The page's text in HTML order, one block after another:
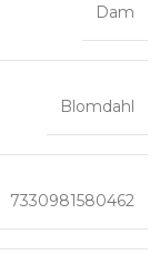
Dam
Blomdahl
7330981580462